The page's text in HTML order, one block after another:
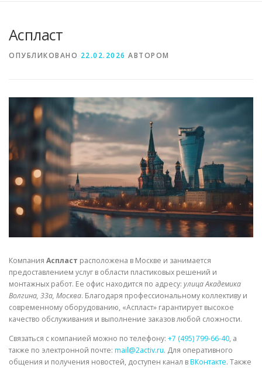
МЕТАЛЛЫ И ОКРУЖАЮЩАЯ СРЕДА
СВОЙСТВА МЕТАЛЛОВ СОРТА МЕТАЛЛОВ
СТАТЬИ
Аспласт
ОПУБЛИКОВАНО 22.02.2026 АВТОРОМ
Компания Аспласт расположена в Москве и занимается
предоставлением услуг в области пластиковых решений и
монтажных работ. Ее офис находится по адресу: улица Академика
Волгина, 33а, Москва. Благодаря профессиональному коллективу и
современному оборудованию, «Аспласт» гарантирует высокое
качество обслуживания и выполнение заказов любой сложности.
Связаться с компанией можно по телефону: +7 (495) 799-66-40, а
также по электронной почте: mail@2activ.ru. Для оперативного
общения и получения новостей, доступен канал вВКонтакте. Также